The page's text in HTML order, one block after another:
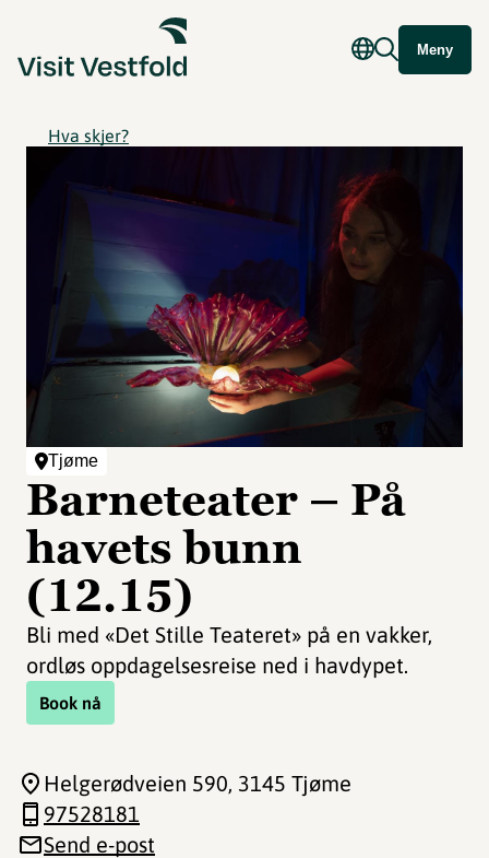
Meny
Hva skjer?
Tjøme
Barneteater – På
havets bunn
(12.15)
Bli med «Det Stille Teateret» på en vakker,
ordløs oppdagelsesreise ned i havdypet.
Book nå
Helgerødveien 590, 3145 Tjøme
97528181
Send e-post